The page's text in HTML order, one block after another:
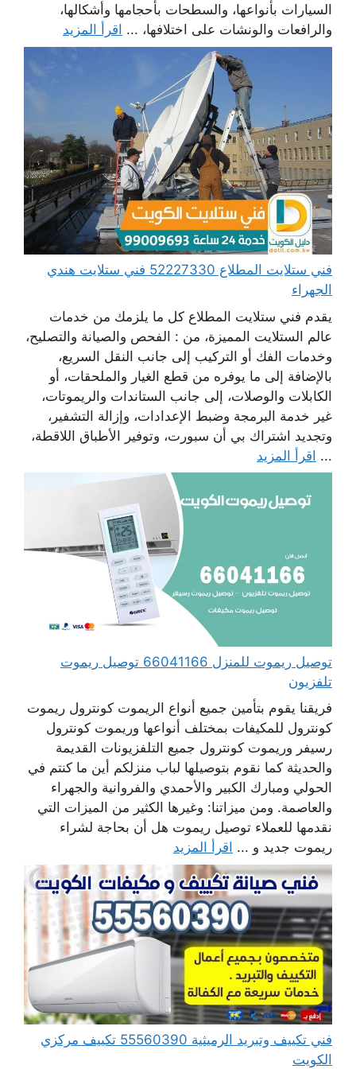
السيارات بأنواعها، والسطحات بأحجامها وأشكالها،
والرافعات والونشات على اختلافها، ... اقرأ المزيد
فني ستلايت المطلاع 52227330 فني ستلايت هندي
الجهراء
يقدم فني ستلايت المطلاع كل ما يلزمك من خدمات
عالم الستلايت المميزة، من : الفحص والصيانة والتصليح،
وخدمات الفك أو التركيب إلى جانب النقل السريع،
بالإضافة إلى ما يوفره من قطع الغيار والملحقات، أو
الكابلات والوصلات، إلى جانب الستاندات والريموتات،
غير خدمة البرمجة وضبط الإعدادات، وإزالة التشفير،
وتجديد اشتراك بي أن سبورت، وتوفير الأطباق اللاقطة،
... اقرأ المزيد
توصيل ريموت للمنزل 66041166 توصيل ريموت
تلفزيون
فريقنا يقوم بتأمين جميع أنواع الريموت كونترول ريموت
كونترول للمكيفات بمختلف أنواعها وريموت كونترول
رسيفر وريموت كونترول جميع التلفزيونات القديمة
والحديثة كما نقوم بتوصيلها لباب منزلكم أين ما كنتم في
الحولي ومبارك الكبير والأحمدي والفروانية والجهراء
والعاصمة. ومن ميزاتنا: وغيرها الكثير من الميزات التي
نقدمها للعملاء توصيل ريموت هل أن بحاجة لشراء
ريموت جديد و ... اقرأ المزيد
فني تكييف وتبريد الرميثية 55560390 تكييف مركزي
الكويت